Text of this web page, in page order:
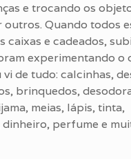
e trocando os
Quando todos
caixas e cadeados,
experimentando o
de tudo: calcinhas,
brinquedos,
meias, lápis, tinta,
perfume e